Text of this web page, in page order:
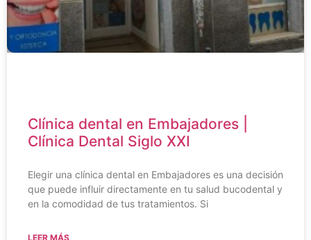
Clínica dental en Embajadores |
Clínica Dental Siglo XXI
Elegir una clínica dental en Embajadores es una decisión
que puede influir directamente en tu salud bucodental y
en la comodidad de tus tratamientos. Si
LEER MÁS